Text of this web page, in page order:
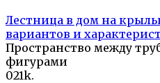
Лестница в дом на
вариантов и
Пространство между
фигурами
021k.